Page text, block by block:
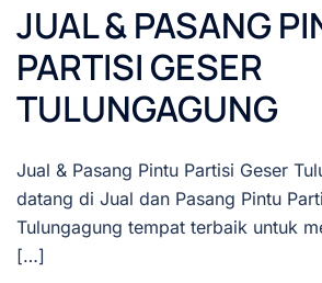
JUAL & PASANG
PARTISI GESER
TULUNGAGUNG
Jual & Pasang Pintu Partisi Geser
datang di Jual dan Pasang Pintu
Tulungagung tempat terbaik untuk
[…]